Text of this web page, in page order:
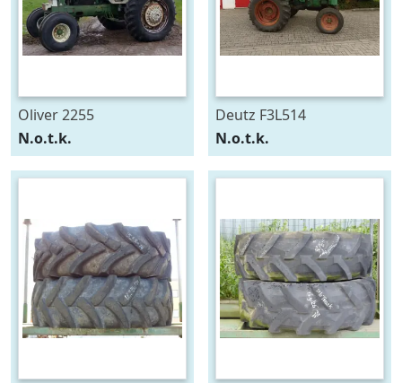
Oliver 2255
N.o.t.k.
Deutz F3L514
N.o.t.k.